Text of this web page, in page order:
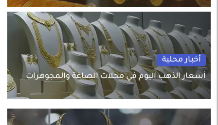
أخبار محلية
أسعار الذهب اليوم في محلات الصاغة والمجوهرات